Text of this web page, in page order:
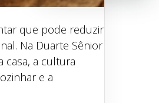
que pode reduzir
Na Duarte Sênior
casa, a cultura
e a